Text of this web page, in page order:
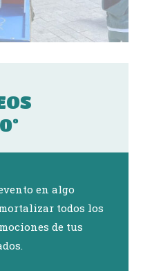
en algo
todos los
de tus